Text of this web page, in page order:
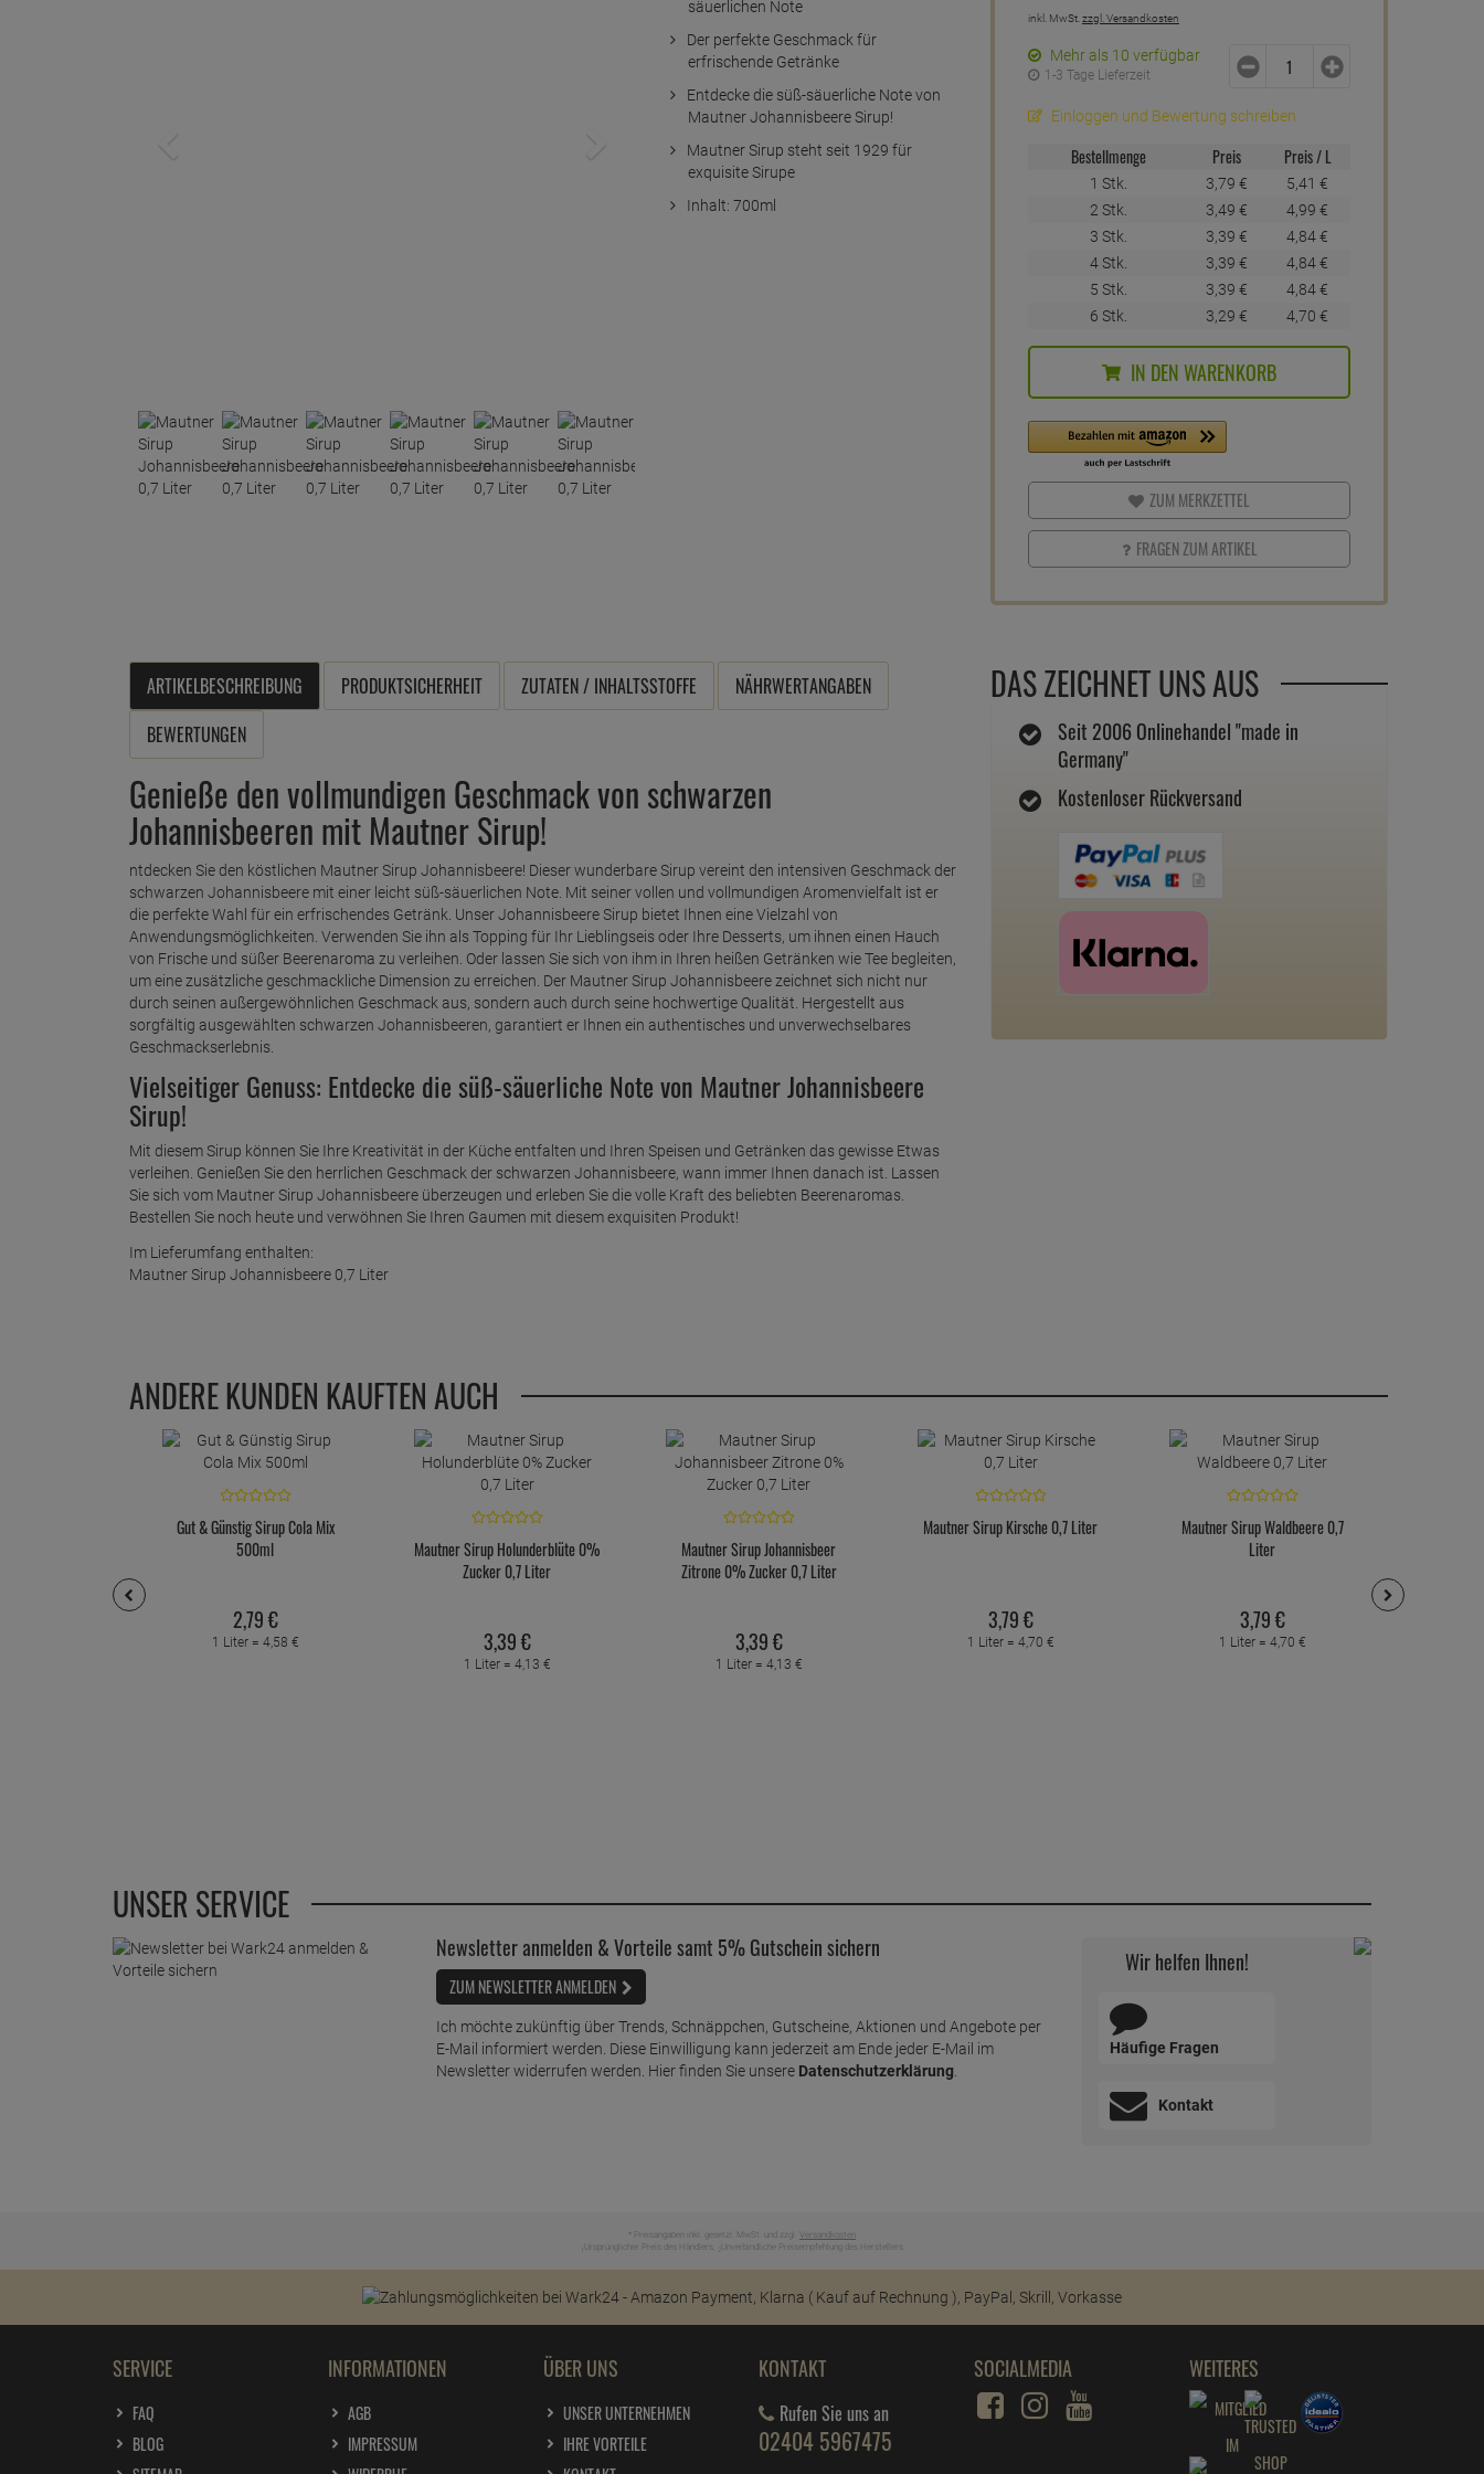
säuerlichen Note
Der perfekte Geschmack für
erfrischende Getränke
Entdecke die süß-säuerliche Note von
Mautner Johannisbeere Sirup!
Mautner Sirup steht seit 1929 für
exquisite Sirupe
Inhalt: 700ml
inkl. MwSt. zzgl. Versandkosten
Mehr als 10 verfügbar
1-3 Tage Lieferzeit
Einloggen und Bewertung schreiben
Bestellmenge Preis Preis / L
1 Stk. 3, 79 € 5, 41 €
2 Stk.
3, 49 € 4,99 €
3 Stk.
3, 39 € 4, 84€
4 Stk.
3, 39 € 4, 84€
5 Stk.
3, 39 € 4, 84€
6 Stk.
3, 29 € 4,70 €
IN DEN WARENKORB
ZUM MERKZETTEL
FRAGEN ZUM ARTIKEL
DAS ZEICHNET UNS AUS
Seit 2006 Onlinehandel "made in
Germany"
Kostenloser Rückversand
ARTIKELBESCHREIBUNG PRODUKTSICHERHEIT ZUTATEN / INHALTSSTOFFE
NÄHRWERTANGABEN
BEWERTUNGEN
Genieße den vollmundigen Geschmack von schwarzen
Johannisbeeren mit Mautner Sirup!
ntdecken Sie den köstlichen Mautner Sirup Johannisbeere! Dieser wunderbare Sirup vereint den intensiven Geschmack der
schwarzen Johannisbeere mit einer leicht süß-säuerlichen Note. Mit seiner vollen und vollmundigen Aromenvielfalt ist er
die perfekte Wahl für ein erfrischendes Getränk. Unser Johannisbeere Sirup bietet Ihnen eine Vielzahl von
Anwendungsmöglichkeiten. Verwenden Sie ihn als Topping für Ihr Lieblingseis oder Ihre Desserts, um ihnen einen Hauch
von Frische und süßer Beerenaroma zu verleihen. Oder lassen Sie sich von ihm in Ihren heißen Getränken wie Tee begleiten,
um eine zusätzliche geschmackliche Dimension zu erreichen. Der Mautner Sirup Johannisbeere zeichnet sich nicht nur
durch seinen außergewöhnlichen Geschmack aus, sondern auch durch seine hochwertige Qualität. Hergestellt aus
sorgfältig ausgewählten schwarzen Johannisbeeren, garantiert er Ihnen ein authentisches und unverwechselbares
Geschmackserlebnis.
Vielseitiger Genuss: Entdecke die süß-säuerliche Note von Mautner Johannisbeere
Sirup!
Mit diesem Sirup können Sie Ihre Kreativität in der Küche entfalten und Ihren Speisen und Getränken das gewisse Etwas
verleihen. Genießen Sie den herrlichen Geschmack der schwarzen Johannisbeere, wann immer Ihnen danach ist. Lassen
Sie sich vom Mautner Sirup Johannisbeere überzeugen und erleben Sie die volle Kraft des beliebten Beerenaromas.
Bestellen Sie noch heute und verwöhnen Sie Ihren Gaumen mit diesem exquisiten Produkt!
Im Lieferumfang enthalten:
Mautner Sirup Johannisbeere 0,7 Liter
ANDERE KUNDEN KAUFTEN AUCH
Gut & Günstig Sirup Cola Mix
500ml
2,79€
1 Liter = 4,58 €
Mautner Sirup Holunderblüte 0%
Zucker 0,7 Liter
3,39€
1 Liter = 4,13 €
Mautner Sirup Johannisbeer
Zitrone 0% Zucker 0,7 Liter
3,39€
1 Liter = 4,13 €
Mautner Sirup Kirsche 0,7 Liter
3,79€
1 Liter = 4,70 €
Mautner Sirup Waldbeere 0,7
Liter
3,79€
1 Liter = 4,70 €
UNSER SERVICE
Newsletter anmelden & Vorteile samt 5% Gutschein sichern
ZUM NEWSLETTER ANMELDEN
Ich möchte zukünftig über Trends, Schnäppchen, Gutscheine, Aktionen und Angebote per
E-Mail informiert werden. Diese Einwilligung kann jederzeit am Ende jeder E-Mail im
Newsletter widerrufen werden. Hier finden Sie unsere Datenschutzerklärung.
Wir helfen Ihnen!
Häufige Fragen
Kontakt
* Preisangaben inkl. gesetzl. MwSt. und zzgl. Versandkosten
Ursprünglicher Preis des Händlers, Unverbindliche Preisempfehlung des Herstellers
SERVICE
FAQ
BLOG
INFORMATIONEN
AGB
IMPRESSUM
ÜBER UNS
UNSER UNTERNEHMEN
IHRE VORTEILE
KONTAKT
Rufen Sie uns an
02404 5967475
SOCIALMEDIA WEITERES